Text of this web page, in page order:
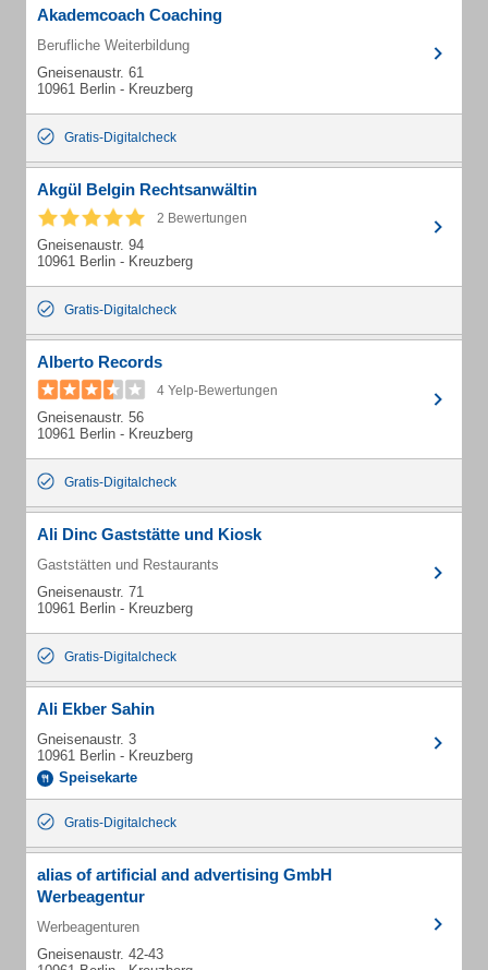
Akademcoach Coaching
Berufliche Weiterbildung
Gneisenaustr. 61
10961 Berlin - Kreuzberg
Gratis-Digitalcheck
Akgül Belgin Rechtsanwältin
2 Bewertungen
Gneisenaustr. 94
10961 Berlin - Kreuzberg
Gratis-Digitalcheck
Alberto Records
4 Yelp-Bewertungen
Gneisenaustr. 56
10961 Berlin - Kreuzberg
Gratis-Digitalcheck
Ali Dinc Gaststätte und Kiosk
Gaststätten und Restaurants
Gneisenaustr. 71
10961 Berlin - Kreuzberg
Gratis-Digitalcheck
Ali Ekber Sahin
Gneisenaustr. 3
10961 Berlin - Kreuzberg
Speisekarte
Gratis-Digitalcheck
alias of artificial and advertising GmbH
Werbeagentur
Werbeagenturen
Gneisenaustr. 42-43